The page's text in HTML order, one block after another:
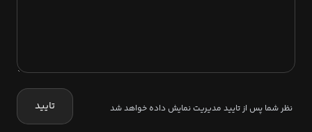
نظر شما پس از تایید مدیریت نمایش داده خواهد شد تایید